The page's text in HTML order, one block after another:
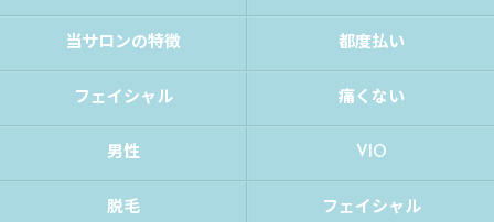
当サロンの特徴 都度払い
フェイシャル 痛くない
男性 VIO
脱毛 フェイシャル